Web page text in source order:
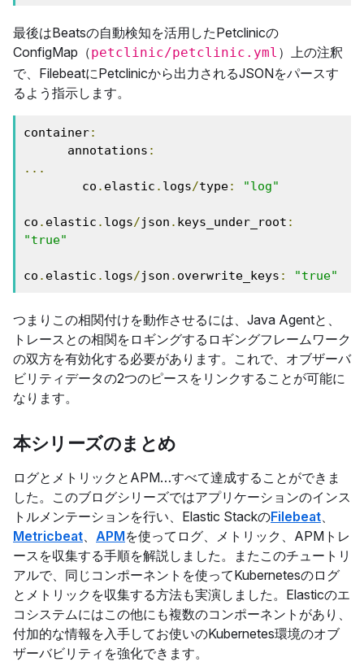
最後はBeatsの自動検知を活用したPetclinicの
ConfigMap（petclinic/petclinic.yml ）上の注釈
で、FilebeatにPetclinicから出力されるJSONをパースす
るよう指示します。
container:
      annotations
:
...
        co
. elastic . logs/type: "log"
co . elastic . logs/json . keys_under_root :
"true"
co . elastic . logs/json . overwrite_keys : "true"
つまりこの相関付けを動作させるには、Java Agentと、
トレースとの相関をロギングするロギングフレームワーク
の双方を有効化する必要があります。これで、オブザーバ
ビリティデータの2つのピースをリンクすることが可能に
なります。
本シリーズのまとめ
ログとメトリックとAPM…すべて達成することができま
した。このブログシリーズではアプリケーションのインス
トルメンテーションを行い、Elastic StackのFilebeat
Metricbeat
APMを使ってログ、メトリック、APMトレ
ースを収集する手順を解説しました。またこのチュートリ
アルで、同じコンポーネントを使ってKubernetesのログ
とメトリックを収集する方法も実演しました。Elasticのエ
コシステムにはこの他にも複数のコンポーネントがあり、
付加的な情報を入手してお使いのKubernetes環境のオブ
ザーバビリティを強化できます。